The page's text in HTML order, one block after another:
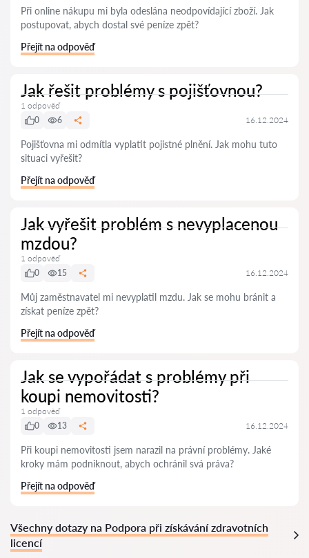
Při online nákupu mi byla odeslána neodpovídající zboží. Jak
postupovat, abych dostal své peníze zpět?
Přejít na odpověď
Jak řešit problémy s pojišťovnou?
1 odpověď
0
6 16.12.2024
Pojišťovna mi odmítla vyplatit pojistné plnění. Jak mohu tuto
situaci vyřešit?
Přejít na odpověď
Jak vyřešit problém s nevyplacenou
mzdou?
1 odpověď
0
15 16.12.2024
Můj zaměstnavatel mi nevyplatil mzdu. Jak se mohu bránit a
získat peníze zpět?
Přejít na odpověď
Jak se vypořádat s problémy při
koupi nemovitosti?
1 odpověď
0
13 16.12.2024
Při koupi nemovitosti jsem narazil na právní problémy. Jaké
kroky mám podniknout, abych ochránil svá práva?
Přejít na odpověď
Všechny dotazy na Podpora při získávání zdravotních
licencí